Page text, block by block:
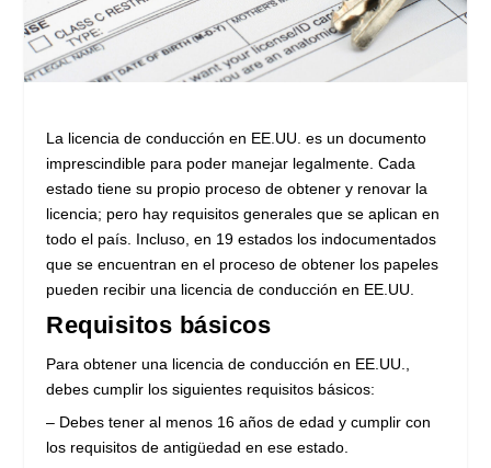
La licencia de conducción en EE.UU. es un documento
imprescindible para poder manejar legalmente. Cada
estado tiene su propio proceso de obtener y renovar la
licencia; pero hay requisitos generales que se aplican en
todo el país. Incluso, en 19 estados los indocumentados
que se encuentran en el proceso de obtener los papeles
pueden recibir una licencia de conducción en EE.UU.
Requisitos básicos
Para obtener una licencia de conducción en EE.UU.,
debes cumplir los siguientes requisitos básicos:
– Debes tener al menos 16 años de edad y cumplir con
los requisitos de antigüedad en ese estado.